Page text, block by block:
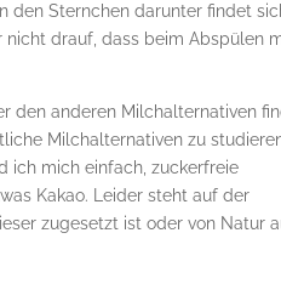
den Sternchen darunter findet
nicht drauf, dass beim Abspülen
den anderen Milchalternativen
Milchalternativen zu
ich mich einfach, zuckerfreie
Kakao. Leider steht auf der
zugesetzt ist oder von Natur